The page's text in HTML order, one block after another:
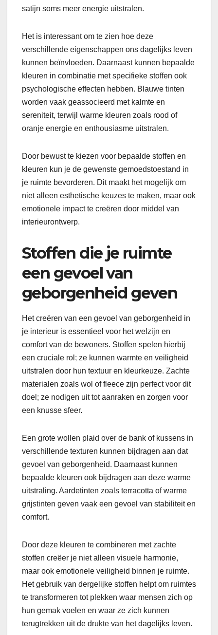
satijn soms meer energie uitstralen.
Het is interessant om te zien hoe deze
verschillende eigenschappen ons dagelijks leven
kunnen beïnvloeden. Daarnaast kunnen bepaalde
kleuren in combinatie met specifieke stoffen ook
psychologische effecten hebben. Blauwe tinten
worden vaak geassocieerd met kalmte en
sereniteit, terwijl warme kleuren zoals rood of
oranje energie en enthousiasme uitstralen.
Door bewust te kiezen voor bepaalde stoffen en
kleuren kun je de gewenste gemoedstoestand in
je ruimte bevorderen. Dit maakt het mogelijk om
niet alleen esthetische keuzes te maken, maar ook
emotionele impact te creëren door middel van
interieurontwerp.
Stoffen die je ruimte
een gevoel van
geborgenheid geven
Het creëren van een gevoel van geborgenheid in
je interieur is essentieel voor het welzijn en
comfort van de bewoners. Stoffen spelen hierbij
een cruciale rol; ze kunnen warmte en veiligheid
uitstralen door hun textuur en kleurkeuze. Zachte
materialen zoals wol of fleece zijn perfect voor dit
doel; ze nodigen uit tot aanraken en zorgen voor
een knusse sfeer.
Een grote wollen plaid over de bank of kussens in
verschillende texturen kunnen bijdragen aan dat
gevoel van geborgenheid. Daarnaast kunnen
bepaalde kleuren ook bijdragen aan deze warme
uitstraling. Aardetinten zoals terracotta of warme
grijstinten geven vaak een gevoel van stabiliteit en
comfort.
Door deze kleuren te combineren met zachte
stoffen creëer je niet alleen visuele harmonie,
maar ook emotionele veiligheid binnen je ruimte.
Het gebruik van dergelijke stoffen helpt om ruimtes
te transformeren tot plekken waar mensen zich op
hun gemak voelen en waar ze zich kunnen
terugtrekken uit de drukte van het dagelijks leven.